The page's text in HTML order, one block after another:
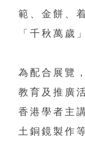
範、金餅、
「千秋萬歲
為配合展覽
教育及推廣
香港學者主
土銅鏡製作